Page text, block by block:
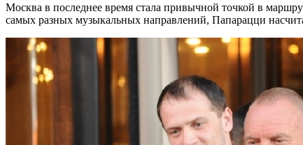
Москва в последнее время стала привычной точкой в
самых разных музыкальных направлений, Папарацци